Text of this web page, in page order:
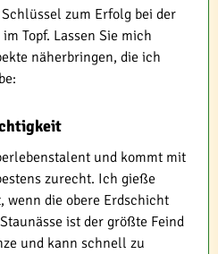
zum Erfolg bei der
Topf. Lassen Sie mich
näherbringen, die ich
und kommt mit
zurecht. Ich gieße
wenn die obere Erdschicht
ist der größte Feind
und kann schnell zu